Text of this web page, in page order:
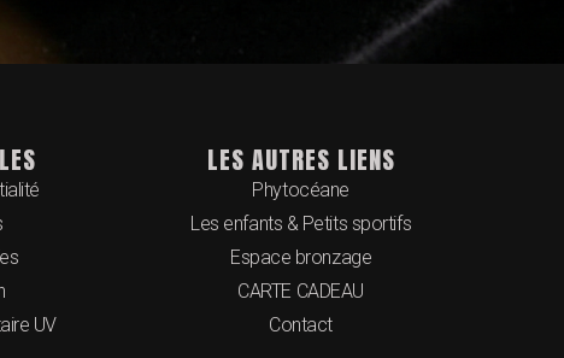
UV
LES AUTRES LIENS
Phytocéane
Les enfants & Petits sportifs
Espace bronzage
CARTE CADEAU
Contact